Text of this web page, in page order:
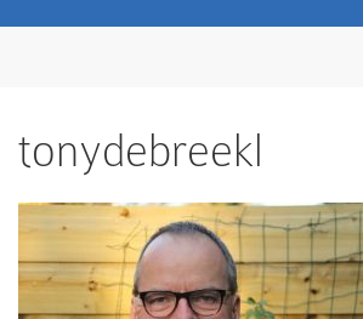
tonydebreekl